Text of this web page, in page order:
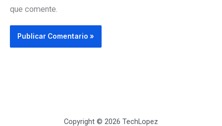
que comente.
Copyright © 2026 TechLopez